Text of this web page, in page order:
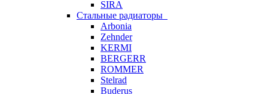
SIRA
Стальные радиаторы
Arbonia
Zehnder
KERMI
BERGERR
ROMMER
Stelrad
Buderus